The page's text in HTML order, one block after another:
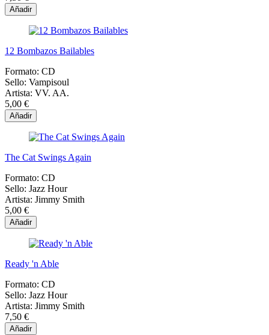
Añadir
12 Bombazos Bailables
Formato: CD
Sello: Vampisoul
Artista: VV. AA.
5,00 €
Añadir
The Cat Swings Again
Formato: CD
Sello: Jazz Hour
Artista: Jimmy Smith
5,00 €
Añadir
Ready 'n Able
Formato: CD
Sello: Jazz Hour
Artista: Jimmy Smith
7,50 €
Añadir